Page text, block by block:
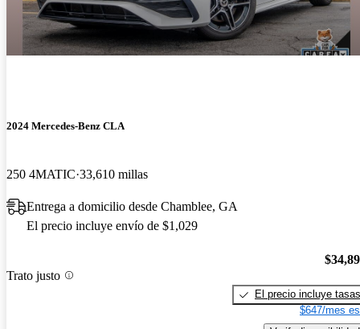
2024 Mercedes-Benz CLA
250 4MATIC 33,610 millas
Entrega a domicilio desde Chamblee, GA
El precio incluye envío de $1,029
Trato justo
El precio incluye tasas
$647/mes